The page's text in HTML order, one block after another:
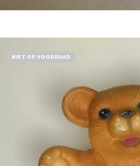
NIET OP VOORRAAD